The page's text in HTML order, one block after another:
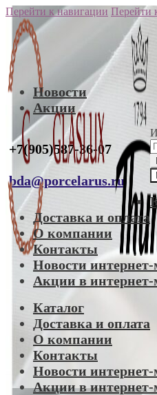
Перейти к навигации Перейти
Новости
Акции
+7(905)587-36-07
bda@porcelarus.ru
Доставка и оплата
О компании
Контакты
Новости
Акции в интернет-
Каталог
Доставка и оплата
О компании
Контакты
Новости
Акции в интернет-